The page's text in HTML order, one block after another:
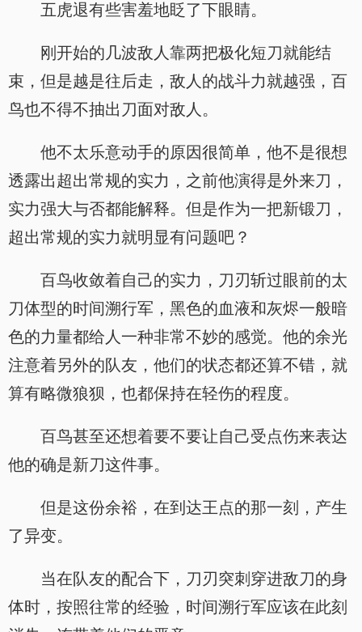
五虎退有些害羞地眨了下眼睛。
刚开始的几波敌人靠两把极化短刀就能结
束，但是越是往后走，敌人的战斗力就越强，百
鸟也不得不抽出刀面对敌人。
他不太乐意动手的原因很简单，他不是很想
透露出超出常规的实力，之前他演得是外来刀，
实力强大与否都能解释。但是作为一把新锻刀，
超出常规的实力就明显有问题吧？
百鸟收敛着自己的实力，刀刃斩过眼前的太
刀体型的时间溯行军，黑色的血液和灰烬一般暗
色的力量都给人一种非常不妙的感觉。他的余光
注意着另外的队友，他们的状态都还算不错，就
算有略微狼狈，也都保持在轻伤的程度。
百鸟甚至还想着要不要让自己受点伤来表达
他的确是新刀这件事。
但是这份余裕，在到达王点的那一刻，产生
了异变。
当在队友的配合下，刀刃突刺穿进敌刀的身
体时，按照往常的经验，时间溯行军应该在此刻